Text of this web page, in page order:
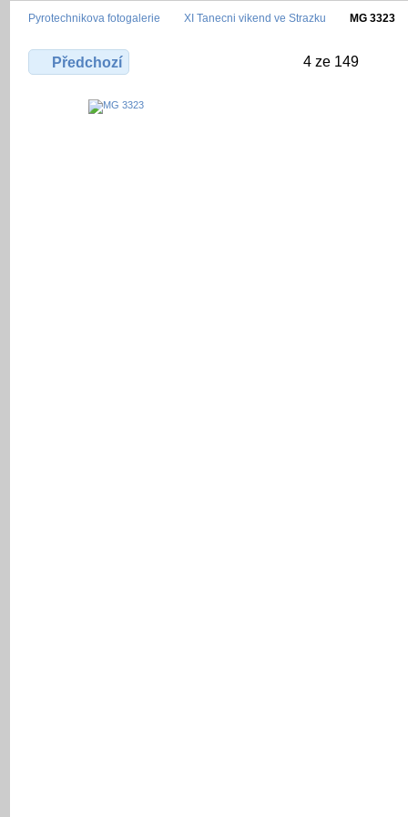
Pyrotechnikova fotogalerie XI Tanecni vikend ve Strazku MG 3323
Předchozí 4 ze 149